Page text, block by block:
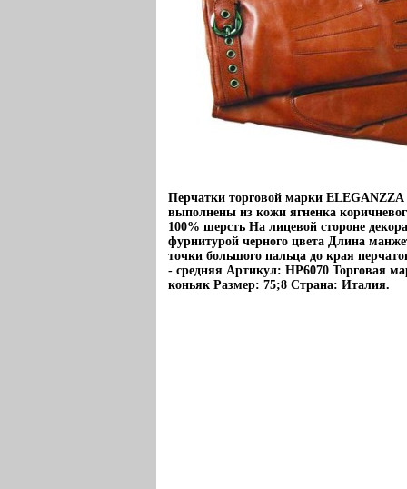
Перчатки торговой марки ELEGANZZA
выполнены из кожи ягненка
100% шерсть На лицевой стороне
фурнитурой черного цвета Длина
точки большого пальца до края
- средняя Артикул: HP6070 Торговая
коньяк Размер: 75;8 Страна: Италия.